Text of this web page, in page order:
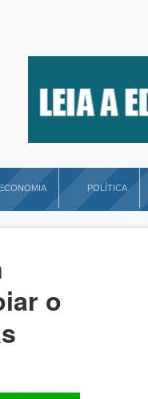
ECONOMIA POLÍTICA
o